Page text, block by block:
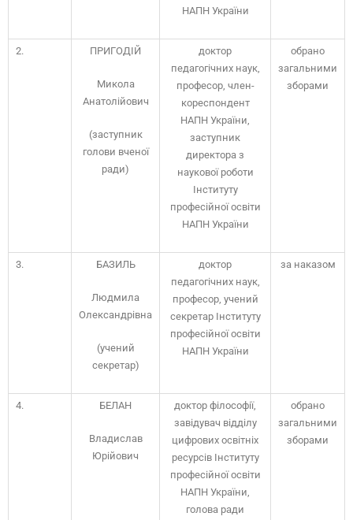
НАПН України
2. ПРИГОДІЙ
Микола
Анатолійович
(заступник
голови вченої
ради)
доктор
педагогічних наук,
професор, член-
кореспондент
НАПН України,
заступник
директора з
наукової роботи
Інституту
професійної освіти
НАПН України
обрано
загальними
зборами
3. БАЗИЛЬ
Людмила
Олександрівна
(учений
секретар)
доктор
педагогічних наук,
професор, учений
секретар Інституту
професійної освіти
НАПН України
за наказом
4. БЕЛАН
Владислав
Юрійович
доктор філософії,
завідувач відділу
цифрових освітніх
ресурсів Інституту
професійної освіти
НАПН України,
голова ради
обрано
загальними
зборами